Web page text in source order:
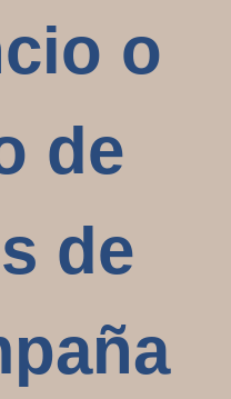
o
de
de